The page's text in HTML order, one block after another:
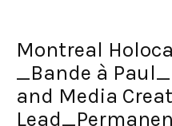
Montreal
_Bande à
and Media